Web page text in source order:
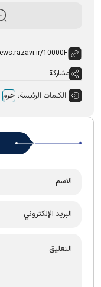
مشاركة
الكلمات الرئيسة: حرم